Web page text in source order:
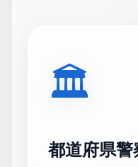
🏛
都道府県